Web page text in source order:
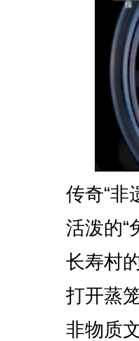
传奇“非遗
活泼的“兔
长寿村的
打开蒸笼
非物质文